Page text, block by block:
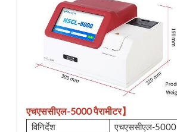
एचएससीएल-5000 पैरामीटर】
विनिर्देश
एचएससीएल-5000